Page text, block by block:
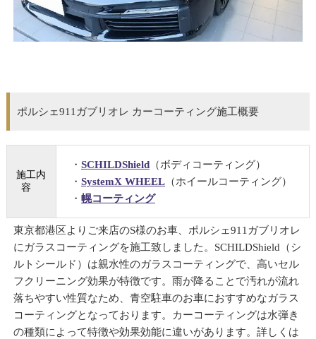
ポルシェ911ガブリオレ カーコーティング施工概要
施工内
容
・ SCHILDShield（ボディコーティング）
・ SystemX WHEEL（ホイールコーティング）
・ 幌コーティング
東京都港区よりご来店のS様のお車、ポルシェ911ガブリオレ
にガラスコーティングを施工致しました。SCHILDShield（シ
ルトシールド）は親水性のガラスコーティングで、高いセル
フクリーニング効果が特徴です。雨が降ることで汚れが流れ
落ちやすい性質なため、青空駐車のお車におすすめなガラス
コーティングとなっております。カーコーティングは水弾き
の種類によって特徴や効果効能に違いがあります。詳しくは